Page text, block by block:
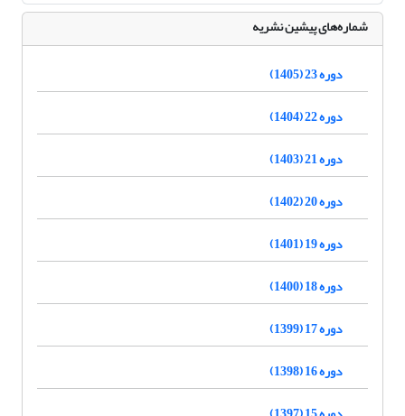
شماره‌های پیشین نشریه
دوره 23 (1405)
دوره 22 (1404)
دوره 21 (1403)
دوره 20 (1402)
دوره 19 (1401)
دوره 18 (1400)
دوره 17 (1399)
دوره 16 (1398)